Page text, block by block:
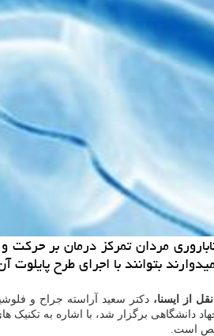
بتوانند با اجرای طرح
از ایسنا،دکتر سعید آراسته جراح و
دانشگاهی برگزار شد، با اشاره به تکنیک
است.